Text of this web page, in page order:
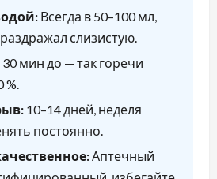
Всегда в 50–100 мл,
слизистую.
30 мин до — так горечи
%.
10–14 дней, неделя
постоянно.
Аптечный